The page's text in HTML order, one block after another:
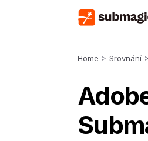
Home > Srovnání >